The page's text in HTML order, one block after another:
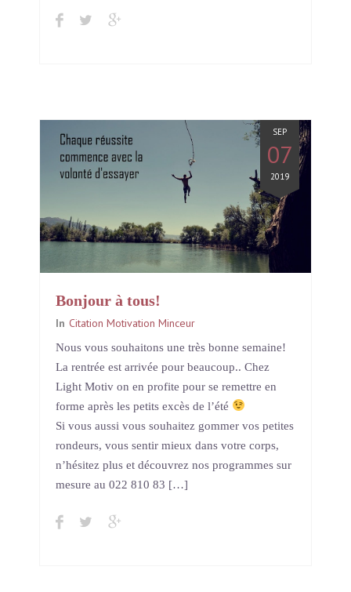
SEP
07
2019
Bonjour à tous!
In Citation Motivation Minceur
Nous vous souhaitons une très bonne semaine!
La rentrée est arrivée pour beaucoup.. Chez
Light Motiv on en profite pour se remettre en
forme après les petits excès de l’été
Si vous aussi vous souhaitez gommer vos petites
rondeurs, vous sentir mieux dans votre corps,
n’hésitez plus et découvrez nos programmes sur
mesure au 022 810 83 […]